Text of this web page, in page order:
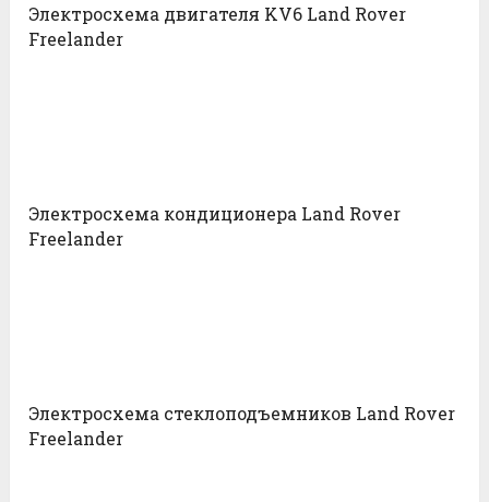
Электросхема двигателя KV6 Land Rover
Freelander
Электросхема кондиционера Land Rover
Freelander
Электросхема стеклоподъемников Land Rover
Freelander